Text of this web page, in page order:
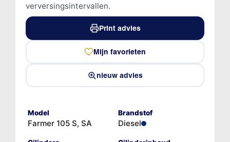
verversingsintervallen.
Print advies
Mijn favorieten
nieuw advies
Model
Farmer 105 S, SA
Brandstof
Diesel